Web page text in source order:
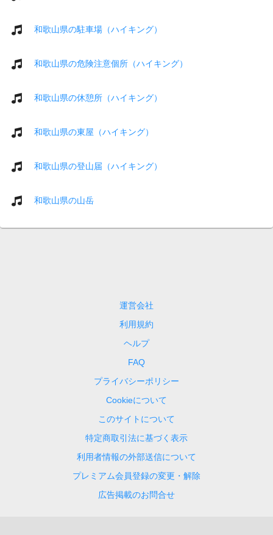
和歌山県の駐車場（ハイキング）
和歌山県の危険注意個所（ハイキング）
和歌山県の休憩所（ハイキング）
和歌山県の東屋（ハイキング）
和歌山県の登山届（ハイキング）
和歌山県の山岳
運営会社
利用規約
ヘルプ
FAQ
プライバシーポリシー
Cookieについて
このサイトについて
特定商取引法に基づく表示
利用者情報の外部送信について
プレミアム会員登録の変更・解除
広告掲載のお問合せ